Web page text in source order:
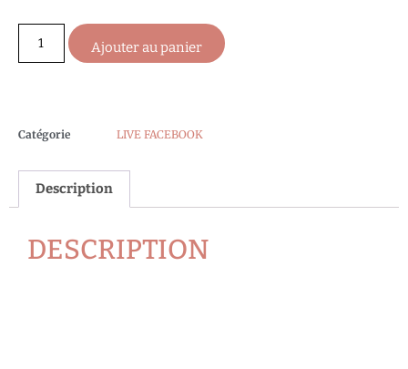
Ajouter au panier
Catégorie LIVE FACEBOOK
Description
DESCRIPTION